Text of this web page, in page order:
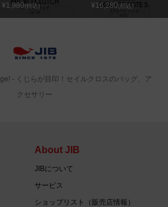
¥1,980(税込) ¥16,280(税込)
‐ くじらが目印！セイルクロスのバッグ、ア
クセサリー
About JIB
JIBについて
サービス
ショップリスト（販売店情報）